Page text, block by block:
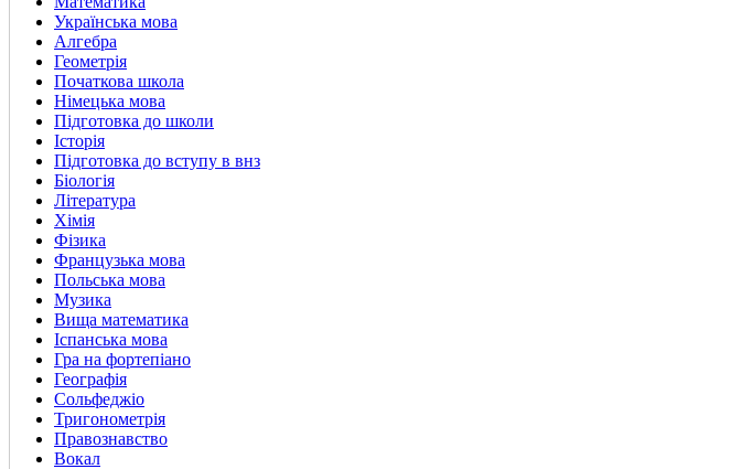
Українська мова
Алгебра
Геометрія
Початкова школа
Німецька мова
Підготовка до школи
Історія
Підготовка до вступу в внз
Біологія
Література
Хімія
Фізика
Французька мова
Польська мова
Музика
Вища математика
Іспанська мова
Гра на фортепіано
Географія
Сольфеджіо
Тригонометрія
Правознавство
Вокал